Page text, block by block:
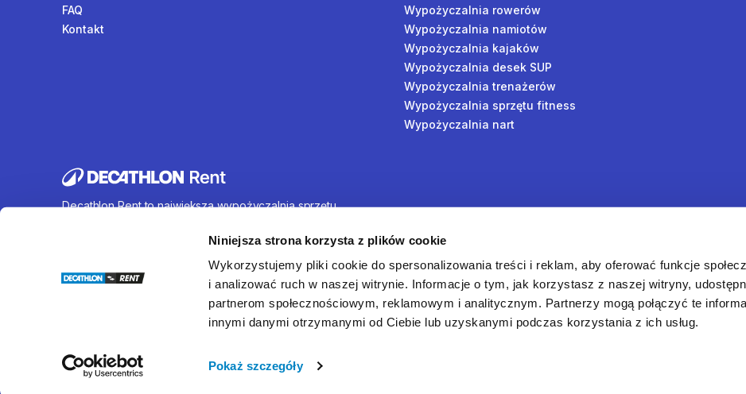
Niniejsza strona korzysta z plików cookie
Wykorzystujemy pliki cookie do spersonalizowania treści i reklam, aby oferować funkcje
i analizować ruch w naszej witrynie. Informacje o tym, jak korzystasz z naszej witryny,
partnerom społecznościowym, reklamowym i analitycznym. Partnerzy mogą połączyć te
innymi danymi otrzymanymi od Ciebie lub uzyskanymi podczas korzystania z ich usług.
Pokaż szczegóły
FAQ
Kontakt
Wypożyczalnia rowerów
Wypożyczalnia namiotów
Wypożyczalnia kajaków
Wypożyczalnia desek SUP
Wypożyczalnia trenażerów
Wypożyczalnia sprzętu fitness
Wypożyczalnia nart
Decathlon Rent to największa wypożyczalnia sprzętu
wynajem rowerów, sprzętu turystycznego, sprzętu do